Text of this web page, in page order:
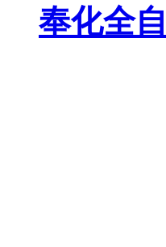
奉化全